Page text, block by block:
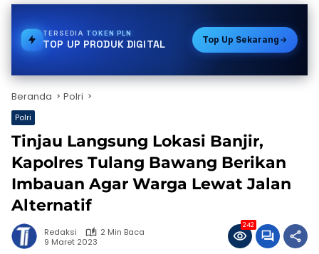
TERSEDIA BPJS
TOP UP PRODUK DIGITAL Top Up Sekarang
Beranda Polri
Polri
Tinjau Langsung Lokasi Banjir,
Kapolres Tulang Bawang Berikan
Imbauan Agar Warga Lewat Jalan
Alternatif
Redaksi
2 Min Baca
9 Maret 2023
242